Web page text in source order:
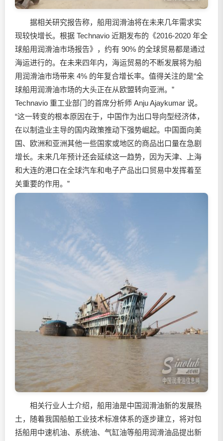
据相关研究报告称，船用润滑油将在未来几年需求实
现较快增长。根据 Technavio 近期发布的《2016-2020 年全
球船用润滑油市场报告》，约有 90% 的全球贸易都是通过
海运进行的。在未来四年内，海运贸易的不断发展将为船
用润滑油市场带来 4% 的年复合增长率。值得关注的是“全
球船用润滑油市场的大头正在从欧盟转向亚洲。”
Technavio 重工业部门的首席分析师 Anju Ajaykumar 说。
“这一转变的根本原因在于，中国作为出口导向型经济体，
在以制造业主导的国内政策推动下强势崛起。中国面向美
国、欧洲和亚洲其他一些国家或地区的商品出口量在急剧
增长。未来几年预计还会延续这一趋势，因为天津、上海
和大连的港口在全球汽车和电子产品出口贸易中发挥着至
关重要的作用。”
相关行业人士介绍，船用油是中国润滑油新的发展热
土，随着我国船舶工业技术标准体系的逐步建立，将对包
括船用中速机油、系统油、气缸油等船用润滑油品提出新